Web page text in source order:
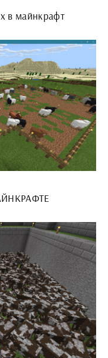
в майнкрафт